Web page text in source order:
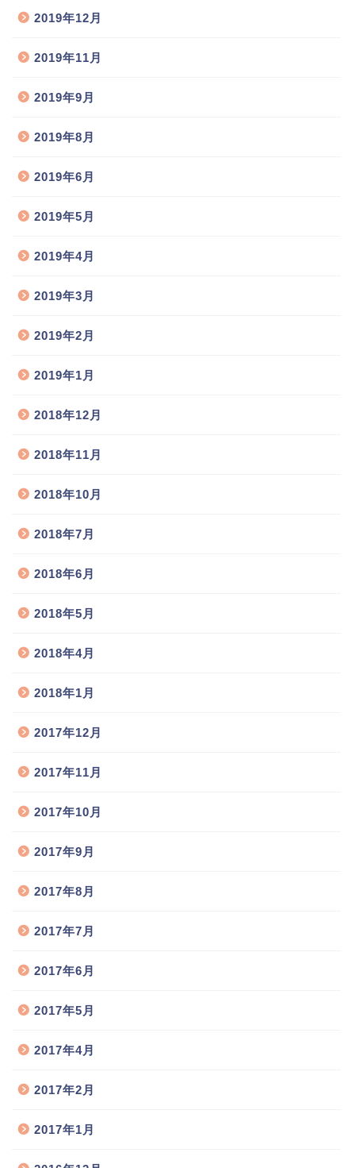
2019年12月
2019年11月
2019年9月
2019年8月
2019年6月
2019年5月
2019年4月
2019年3月
2019年2月
2019年1月
2018年12月
2018年11月
2018年10月
2018年7月
2018年6月
2018年5月
2018年4月
2018年1月
2017年12月
2017年11月
2017年10月
2017年9月
2017年8月
2017年7月
2017年6月
2017年5月
2017年4月
2017年2月
2017年1月